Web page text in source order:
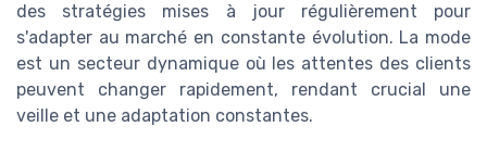
des stratégies mises à jour régulièrement pour
s'adapter au marché en constante évolution. La mode
est un secteur dynamique où les attentes des clients
peuvent changer rapidement, rendant crucial une
veille et une adaptation constantes.